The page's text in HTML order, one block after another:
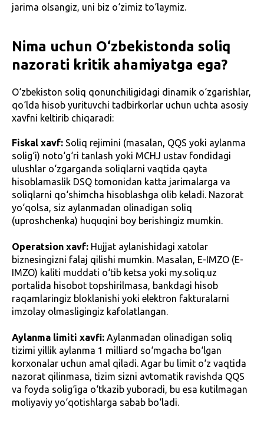
jarima olsangiz, uni biz o‘zimiz to‘laymiz.
Nima uchun O‘zbekistonda soliq
nazorati kritik ahamiyatga ega?
O‘zbekiston soliq qonunchiligidagi dinamik o‘zgarishlar,
qo‘lda hisob yurituvchi tadbirkorlar uchun uchta asosiy
xavfni keltirib chiqaradi:
Fiskal xavf: Soliq rejimini (masalan, QQS yoki aylanma
solig‘i) noto‘g‘ri tanlash yoki MCHJ ustav fondidagi
ulushlar o‘zgarganda soliqlarni vaqtida qayta
hisoblamaslik DSQ tomonidan katta jarimalarga va
soliqlarni qo‘shimcha hisoblashga olib keladi. Nazorat
yo‘qolsa, siz aylanmadan olinadigan soliq
(uproshchenka) huquqini boy berishingiz mumkin.
Operatsion xavf: Hujjat aylanishidagi xatolar
biznesingizni falaj qilishi mumkin. Masalan, E-IMZO (E-
IMZO) kaliti muddati o‘tib ketsa yoki my.soliq.uz
portalida hisobot topshirilmasa, bankdagi hisob
raqamlaringiz bloklanishi yoki elektron fakturalarni
imzolay olmasligingiz kafolatlangan.
Aylanma limiti xavfi: Aylanmadan olinadigan soliq
tizimi yillik aylanma 1 milliard so‘mgacha bo‘lgan
korxonalar uchun amal qiladi. Agar bu limit o‘z vaqtida
nazorat qilinmasa, tizim sizni avtomatik ravishda QQS
va foyda solig‘iga o‘tkazib yuboradi, bu esa kutilmagan
moliyaviy yo‘qotishlarga sabab bo‘ladi.